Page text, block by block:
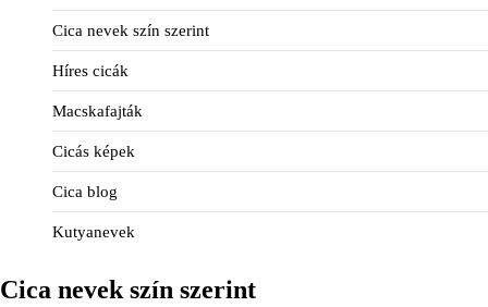
Cica nevek szín szerint
Híres cicák
Macskafajták
Cicás képek
Cica blog
Kutyanevek
Cica nevek szín szerint